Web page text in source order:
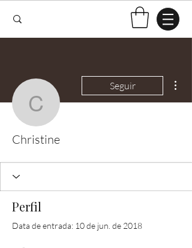
Christine
Seguir
Christine
Perfil
Data de entrada: 10 de jun. de 2018